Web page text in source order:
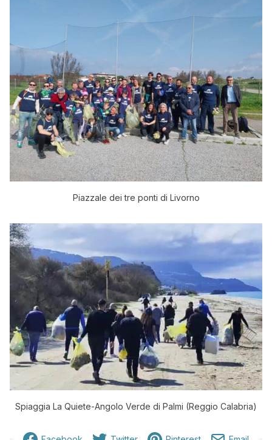
Piazzale dei tre ponti di Livorno
Spiaggia La Quiete-Angolo Verde di Palmi (Reggio Calabria)